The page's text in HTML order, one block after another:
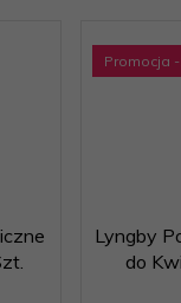
Promocja
Lyngby
do